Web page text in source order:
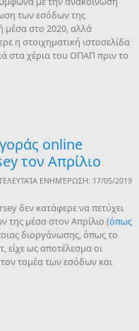
των εσόδων της
μέσα στο 2020, αλλά
η στοιχηματική ιστοσελίδα
στα χέρια του ΟΠΑΠ πριν το
online
τον Απρίλιο
ΕΝΗΜΈΡΩΣΗ: 17/05/2019
δεν κατάφερε να πετύχει
της μέσα στον Απρίλιο (όπως
διοργάνωσης, όπως το
είχε ως αποτέλεσμα οι
τομέα των εσόδων και